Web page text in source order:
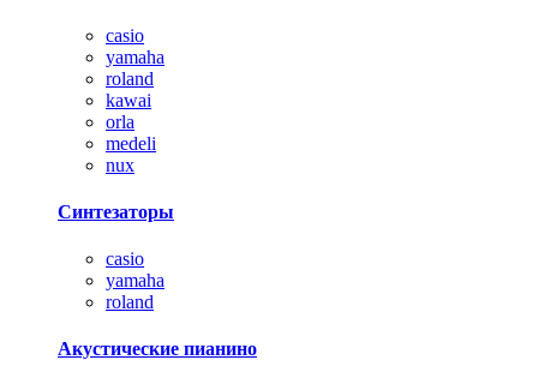
casio
yamaha
roland
kawai
orla
medeli
nux
Синтезаторы
casio
yamaha
roland
Акустические пианино